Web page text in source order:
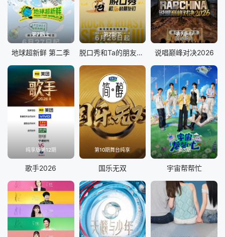
第7期上
地球超新鲜 第二季
第7期下
脱口秀和Ta的朋友们 第三季
第7期中
说唱巅峰对决2026
纯享版第12期
歌手2026
第10期舞台纯享
国乐无双
第3期
宇宙帮帮忙